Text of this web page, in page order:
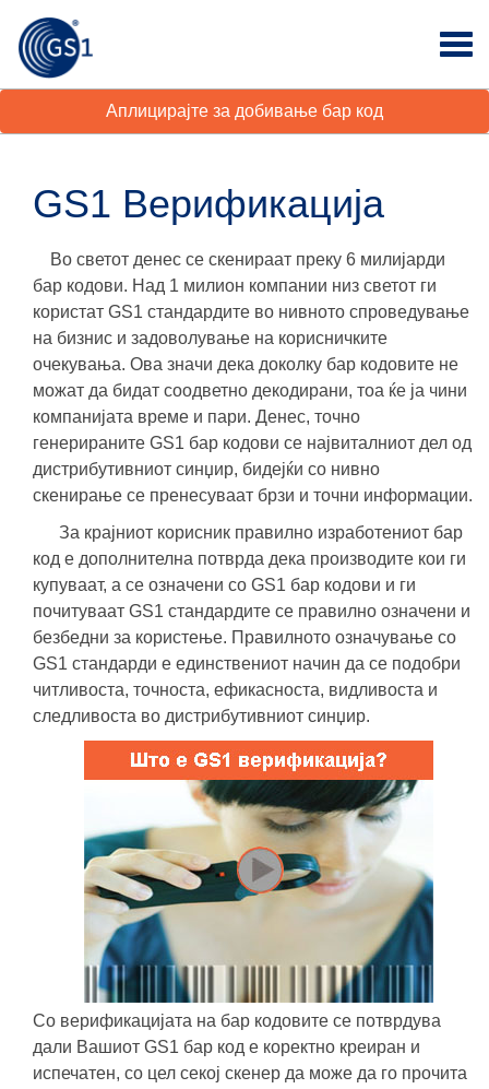
Аплицирајте за добивање бар код
GS1 Верификација
Во светот денес се скенираат преку 6 милијарди
бар кодови. Над 1 милион компании низ светот ги
користат GS1 стандардите во нивното спроведување
на бизнис и задоволување на корисничките
очекувања. Ова значи дека доколку бар кодовите не
можат да бидат соодветно декодирани, тоа ќе ја чини
компанијата време и пари. Денес, точно
генерираните GS1 бар кодови се највиталниот дел од
дистрибутивниот синџир, бидејќи со нивно
скенирање се пренесуваат брзи и точни информации.
За крајниот корисник правилно изработениот бар
код е дополнителна потврда дека производите кои ги
купуваат, а се означени со GS1 бар кодови и ги
почитуваат GS1 стандардите се правилно означени и
безбедни за користење. Правилното означување со
GS1 стандарди е единствениот начин да се подобри
читливоста, точноста, ефикасноста, видливоста и
следливоста во дистрибутивниот синџир.
Со верификацијата на бар кодовите се потврдува
дали Вашиот GS1 бар код е коректно креиран и
испечатен, со цел секој скенер да може да го прочита